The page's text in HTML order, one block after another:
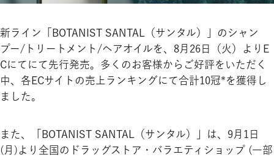
新ライン「BOTANIST SANTAL（サンタル）」のシャン
プー/トリートメント/ヘアオイルを、8月26日（火）よりE
Cにてにて先行発売。多くのお客様からご好評をいただく
中、各ECサイトの売上ランキングにて合計10冠*を獲得し
ました。
また、「BOTANIST SANTAL（サンタル）」は、9月1日
(月)より全国のドラッグストア・バラエティショップ (一部